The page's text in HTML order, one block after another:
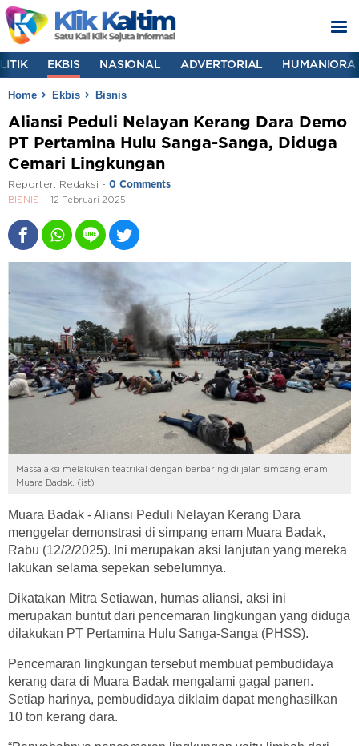
EKBIS NASIONAL ADVERTORIAL HUMANIORA
Home Ekbis Bisnis
Aliansi Peduli Nelayan Kerang Dara Demo
PT Pertamina Hulu Sanga-Sanga, Diduga
Cemari Lingkungan
Reporter: Redaksi - 0 Comments
BISNIS 12 Februari 2025
Massa aksi melakukan teatrikal dengan berbaring di jalan simpang enam
Muara Badak. (ist)
Muara Badak - Aliansi Peduli Nelayan Kerang Dara
menggelar demonstrasi di simpang enam Muara Badak,
Rabu (12/2/2025). Ini merupakan aksi lanjutan yang mereka
lakukan selama sepekan sebelumnya.
Dikatakan Mitra Setiawan, humas aliansi, aksi ini
merupakan buntut dari pencemaran lingkungan yang diduga
dilakukan PT Pertamina Hulu Sanga-Sanga (PHSS).
Pencemaran lingkungan tersebut membuat pembudidaya
kerang dara di Muara Badak mengalami gagal panen.
Setiap harinya, pembudidaya diklaim dapat menghasilkan
10 ton kerang dara.